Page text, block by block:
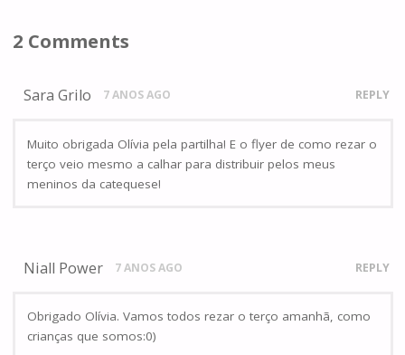
2 Comments
Sara Grilo 7 ANOS AGO REPLY
Muito obrigada Olívia pela partilha! E o flyer de como rezar o
terço veio mesmo a calhar para distribuir pelos meus
meninos da catequese!
Niall Power 7 ANOS AGO REPLY
Obrigado Olívia. Vamos todos rezar o terço amanhã, como
crianças que somos:0)